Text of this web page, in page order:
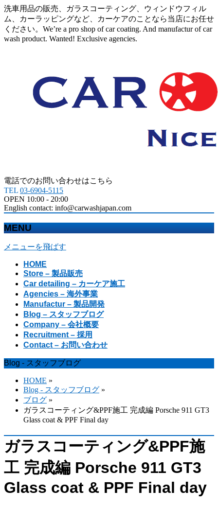
洗車用品の販売、ガラスコーティング、ウィンドウフィル
ム、カーラッピングなど、カーケアのことなら当店にお任せ
ください。We’re a pro shop of car coating. And manufactur of car
wash product. Wanted! Exclusive agencies.
電話でのお問い合わせはこちら
TEL 03-6904-5115
OPEN 10:00 - 20:00
English contact: info@carwashjapan.com
MENU
メニューを飛ばす
HOME
Store – 製品販売
Car detailing – カーケア施工
Agencies – 海外事業
Manufactur – 製品開発
Blog – スタッフブログ
Company – 会社概要
Recruitment – 採用
Contact – お問い合わせ
Blog - スタッフブログ
HOME »
Blog - スタッフブログ »
ブログ »
ガラスコーティング&PPF施工 完成編 Porsche 911 GT3
Glass coat & PPF Final day
ガラスコーティング&PPF施
工 完成編 Porsche 911 GT3
Glass coat & PPF Final day